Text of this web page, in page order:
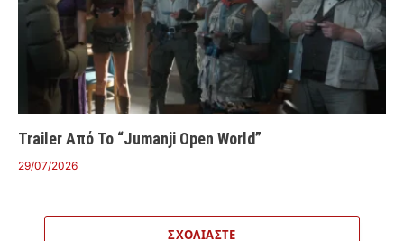
Trailer Από Το “Jumanji Open World”
29/07/2026
ΣΧΟΛΙΆΣΤΕ